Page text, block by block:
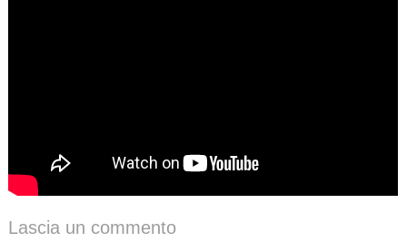
Lascia un commento